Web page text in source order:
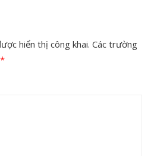
hiển thị công khai. Các trường
*